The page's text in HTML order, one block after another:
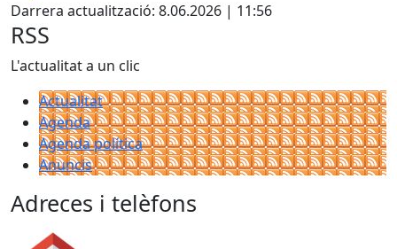
Darrera actualització: 8.06.2026 | 11:56
RSS
L'actualitat a un clic
Actualitat
Agenda
Agenda política
Anuncis
Adreces i telèfons